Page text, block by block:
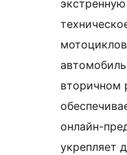
вторичном
онлайн-
укрепляет